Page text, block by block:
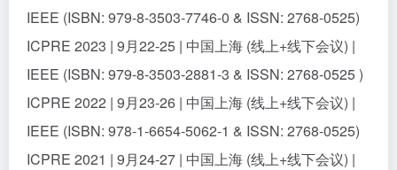
IEEE (ISBN: 979-8-3503-7746-0 & ISSN: 2768-0525)
ICPRE 2023 | 9月22-25 | 中国上海 (线上+线下会议) |
IEEE (ISBN: 979-8-3503-2881-3 & ISSN: 2768-0525 )
ICPRE 2022 | 9月23-26 | 中国上海 (线上+线下会议) |
IEEE (ISBN: 978-1-6654-5062-1 & ISSN: 2768-0525)
ICPRE 2021 | 9月24-27 | 中国上海 (线上+线下会议) |